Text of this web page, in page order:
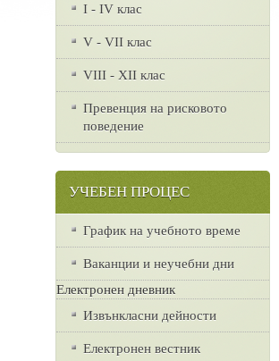
I - IV клас
V - VII клас
VІІІ - ХІІ клас
Превенция на рисковото
поведение
УЧЕБЕН ПРОЦЕС
График на учебното време
Ваканции и неучебни дни
Електронен дневник
Извънкласни дейности
Електронен вестник